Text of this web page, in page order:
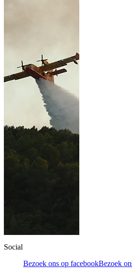
Social
Bezoek ons op facebookBezoek